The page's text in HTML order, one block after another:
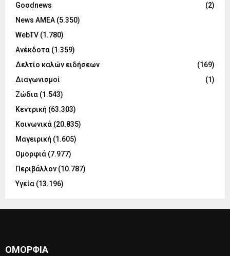
Goodnews
(2)
News ΑΜΕΑ (5.350)
WebTV (1.780)
Ανέκδοτα (1.359)
Δελτίο καλών ειδήσεων
(169)
Διαγωνισμοί
(1)
Ζώδια (1.543)
Κεντρική (63.303)
Κοινωνικά (20.835)
Μαγειρική (1.605)
Ομορφιά (7.977)
Περιβάλλον (10.787)
Υγεία (13.196)
ΟΜΟΡΦΙΆ